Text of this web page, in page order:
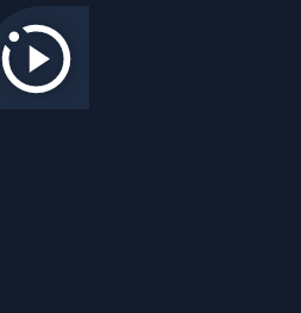
2026/07/02 7:37 مساءً